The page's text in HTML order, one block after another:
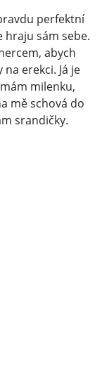
perfektní
hraju sám sebe.
abych
erekci. Já je
milenku,
mě schová do
srandičky.